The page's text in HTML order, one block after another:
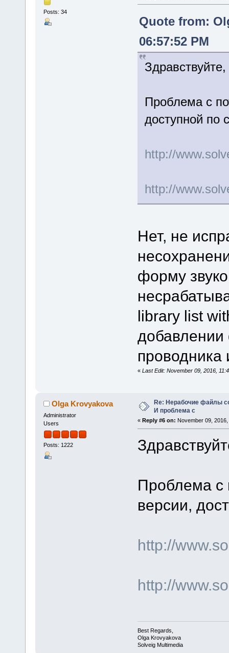
Posts: 34
Quote from:
06:57:52 PM
Проблема с
доступной по
http://
http://
Нет, не
форму
library list
добавлении
проводника
« Last Edit: November 09, 2016,
Olga Krovyakova
Administrator
Users
Posts: 1222
Re: Нерабочие файлы
И проблема с
« Reply #6 on: November 09,
Проблема с
версии,
http://
http://
Best Regards,
Olga Krovyakova
Solveig Multimedia